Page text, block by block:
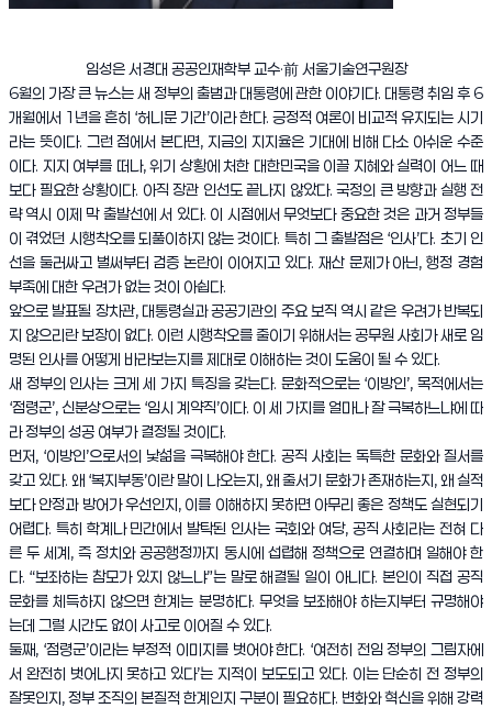
임성은 서경대 공공인재학부 교수·前 서울기술연구원장
6월의 가장 큰 뉴스는 새 정부의 출범과 대통령에 관한 이야기다. 대통령 취임 후 6
개월에서 1년을 흔히 ‘허니문 기간’이라 한다. 긍정적 여론이 비교적 유지되는 시기
라는 뜻이다. 그런 점에서 본다면, 지금의 지지율은 기대에 비해 다소 아쉬운 수준
이다. 지지 여부를 떠나, 위기 상황에 처한 대한민국을 이끌 지혜와 실력이 어느 때
보다 필요한 상황이다. 아직 장관 인선도 끝나지 않았다. 국정의 큰 방향과 실행 전
략 역시 이제 막 출발선에 서 있다. 이 시점에서 무엇보다 중요한 것은 과거 정부들
이 겪었던 시행착오를 되풀이하지 않는 것이다. 특히 그 출발점은 ‘인사’다. 초기 인
선을 둘러싸고 벌써부터 검증 논란이 이어지고 있다. 재산 문제가 아닌, 행정 경험
부족에 대한 우려가 없는 것이 아쉽다.
앞으로 발표될 장차관, 대통령실과 공공기관의 주요 보직 역시 같은 우려가 반복되
지 않으리란 보장이 없다. 이런 시행착오를 줄이기 위해서는 공무원 사회가 새로 임
명된 인사를 어떻게 바라보는지를 제대로 이해하는 것이 도움이 될 수 있다.
새 정부의 인사는 크게 세 가지 특징을 갖는다. 문화적으로는 ‘이방인’, 목적에서는
‘점령군’, 신분상으로는 ‘임시 계약직’이다. 이 세 가지를 얼마나 잘 극복하느냐에 따
라 정부의 성공 여부가 결정될 것이다.
먼저, ‘이방인’으로서의 낯섦을 극복해야 한다. 공직 사회는 독특한 문화와 질서를
갖고 있다. 왜 ‘복지부동’이란 말이 나오는지, 왜 줄서기 문화가 존재하는지, 왜 실적
보다 안정과 방어가 우선인지, 이를 이해하지 못하면 아무리 좋은 정책도 실현되기
어렵다. 특히 학계나 민간에서 발탁된 인사는 국회와 여당, 공직 사회라는 전혀 다
른 두 세계, 즉 정치와 공공행정까지 동시에 섭렵해 정책으로 연결하며 일해야 한
다. “보좌하는 참모가 있지 않느냐”는 말로 해결될 일이 아니다. 본인이 직접 공직
문화를 체득하지 않으면 한계는 분명하다. 무엇을 보좌해야 하는지부터 규명해야
는데 그럴 시간도 없이 사고로 이어질 수 있다.
둘째, ‘점령군’이라는 부정적 이미지를 벗어야 한다. ‘여전히 전임 정부의 그림자에
서 완전히 벗어나지 못하고 있다’는 지적이 보도되고 있다. 이는 단순히 전 정부의
잘못인지, 정부 조직의 본질적 한계인지 구분이 필요하다. 변화와 혁신을 위해 강력